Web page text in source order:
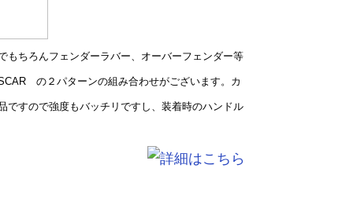
ちろんフェンダーラバー、オーバーフェンダー等
の２パターンの組み合わせがございます。カ
ですので強度もバッチリですし、装着時のハンドル